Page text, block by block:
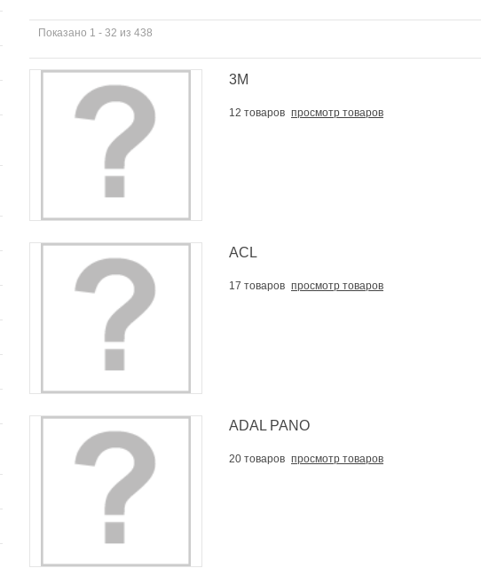
Показано 1 - 32 из 438
3M
12 товаров просмотр товаров
ACL
17 товаров просмотр товаров
ADAL PANO
20 товаров просмотр товаров